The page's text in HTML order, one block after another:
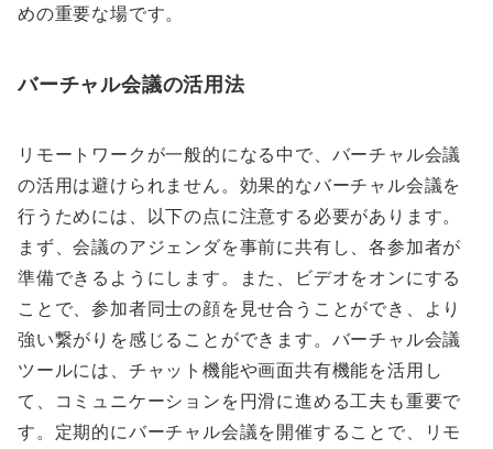
めの重要な場です。
バーチャル会議の活用法
リモートワークが一般的になる中で、バーチャル会議
の活用は避けられません。効果的なバーチャル会議を
行うためには、以下の点に注意する必要があります。
まず、会議のアジェンダを事前に共有し、各参加者が
準備できるようにします。また、ビデオをオンにする
ことで、参加者同士の顔を見せ合うことができ、より
強い繋がりを感じることができます。バーチャル会議
ツールには、チャット機能や画面共有機能を活用し
て、コミュニケーションを円滑に進める工夫も重要で
す。定期的にバーチャル会議を開催することで、リモ